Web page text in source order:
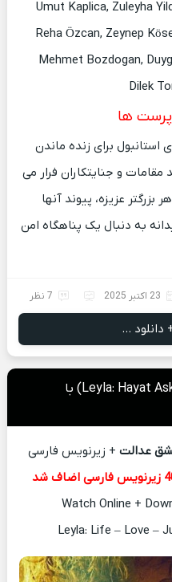
Umut Kaplica, Zuleyha
Reha Özcan, Zeynep
Mehmet Bozdogan,
Dilek
ها
استانبول برای زنده ماندن
و جنایتکاران فرار می
عزیزه، پیوند آنها
به دنبال یک پناهگاه امن
23 اکتبر 2025 7 نظر
...
دانلود سریال لیلا (Leyla: Hayat Ask Adalet) با
عدالت + زیرنویس فارسی
Watch Online +
Leyla: Life – Love –